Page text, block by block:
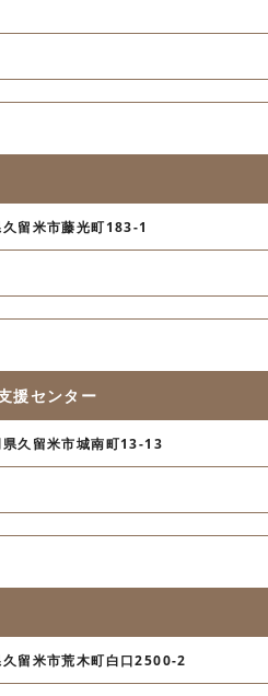
留米市藤光町183-1
援センター
久留米市城南町13-13
留米市荒木町白口2500-2